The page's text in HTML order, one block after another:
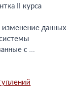
II курса
данных
с ...